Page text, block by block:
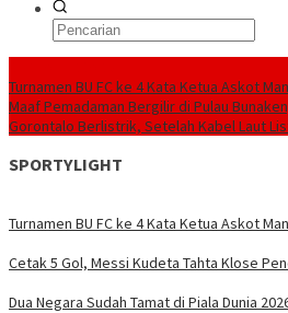
Turnamen BU FC ke 4 Kata Ketua Askot
Maaf Pemadaman Bergilir di Pulau
Gorontalo Berlistrik, Setelah Kabel Laut
SPORTYLIGHT
Turnamen BU FC ke 4 Kata Ketua Askot
Cetak 5 Gol, Messi Kudeta Tahta Klose
Dua Negara Sudah Tamat di Piala Dunia